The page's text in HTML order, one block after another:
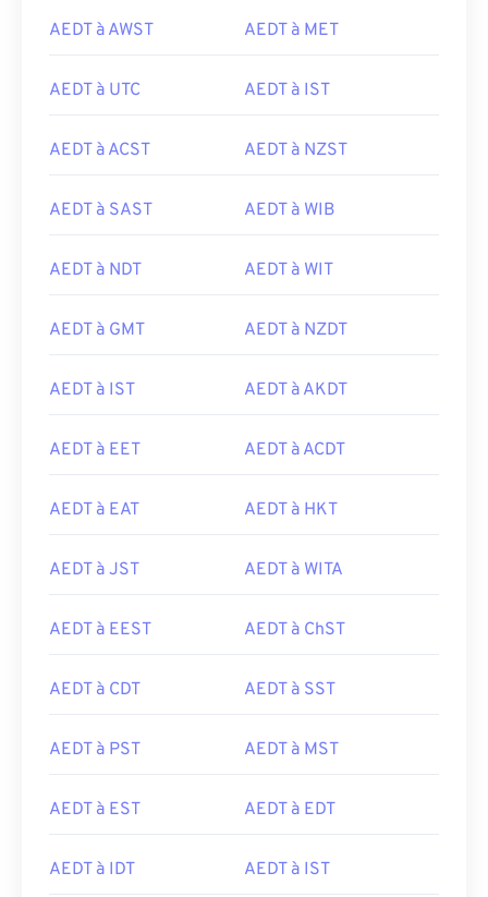
AEDT à AWST AEDT à MET
AEDT à UTC AEDT à IST
AEDT à ACST AEDT à NZST
AEDT à SAST AEDT à WIB
AEDT à NDT AEDT à WIT
AEDT à GMT AEDT à NZDT
AEDT à IST AEDT à AKDT
AEDT à EET AEDT à ACDT
AEDT à EAT AEDT à HKT
AEDT à JST AEDT à WITA
AEDT à EEST AEDT à ChST
AEDT à CDT AEDT à SST
AEDT à PST AEDT à MST
AEDT à EST AEDT à EDT
AEDT à IDT AEDT à IST